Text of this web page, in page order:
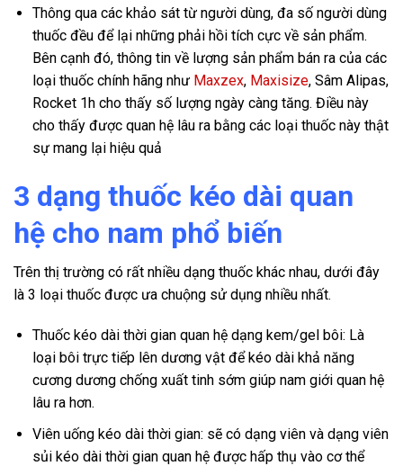
Thông qua các khảo sát từ người dùng, đa số người dùng
thuốc đều để lại những phải hồi tích cực về sản phẩm.
Bên cạnh đó, thông tin về lượng sản phẩm bán ra của các
loại thuốc chính hãng như Maxzex, Maxisize, Sâm Alipas,
Rocket 1h cho thấy số lượng ngày càng tăng. Điều này
cho thấy được quan hệ lâu ra bằng các loại thuốc này thật
sự mang lại hiệu quả
3 dạng thuốc kéo dài quan
hệ cho nam phổ biến
Trên thị trường có rất nhiều dạng thuốc khác nhau, dưới đây
là 3 loại thuốc được ưa chuộng sử dụng nhiều nhất.
Thuốc kéo dài thời gian quan hệ dạng kem/gel bôi: Là
loại bôi trực tiếp lên dương vật để kéo dài khả năng
cương dương chống xuất tinh sớm giúp nam giới quan hệ
lâu ra hơn.
Viên uống kéo dài thời gian: sẽ có dạng viên và dạng viên
sủi kéo dài thời gian quan hệ được hấp thụ vào cơ thể